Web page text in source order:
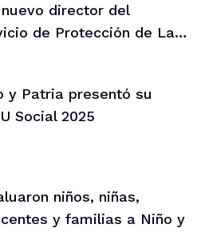
director del
de Protección de La
y Patria presentó su
Social 2025
niños, niñas,
y familias a Niño y